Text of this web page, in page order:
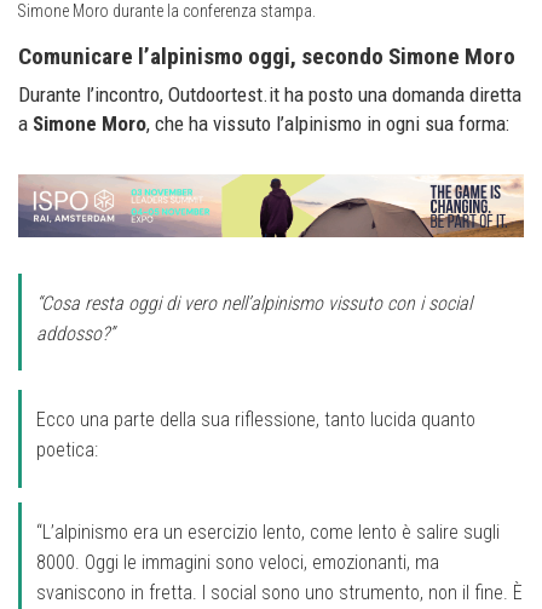
Simone Moro durante la conferenza stampa.
Comunicare l’alpinismo oggi, secondo Simone Moro
Durante l’incontro, Outdoortest.it ha posto una domanda diretta
a Simone Moro, che ha vissuto l’alpinismo in ogni sua forma:
“Cosa resta oggi di vero nell’alpinismo vissuto con i social
addosso?”
Ecco una parte della sua riflessione, tanto lucida quanto
poetica:
“L’alpinismo era un esercizio lento, come lento è salire sugli
8000. Oggi le immagini sono veloci, emozionanti, ma
svaniscono in fretta. I social sono uno strumento, non il fine. È